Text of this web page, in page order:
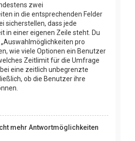
zwei
in die entsprechenden Felder
sicherstellen, dass jede
in einer eigenen Zeile steht. Du
pro
wie viele Optionen ein Benutzer
Zeitlimit für die Umfrage
eine zeitlich unbegrenzte
ob die Benutzer ihre
mehr Antwortmöglichkeiten